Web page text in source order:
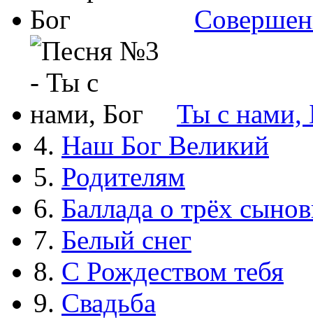
Ты с нами,
4. Наш Бог Великий
5. Родителям
6. Баллада о трёх
7. Белый снег
8. С Рождеством тебя
9. Свадьба